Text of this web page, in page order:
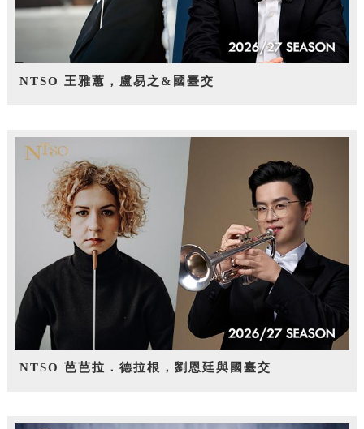
NTSO 王雅蕙，盧易之&國臺交
NTSO 芭芭拉．德拉根，劉恩廷與國臺交